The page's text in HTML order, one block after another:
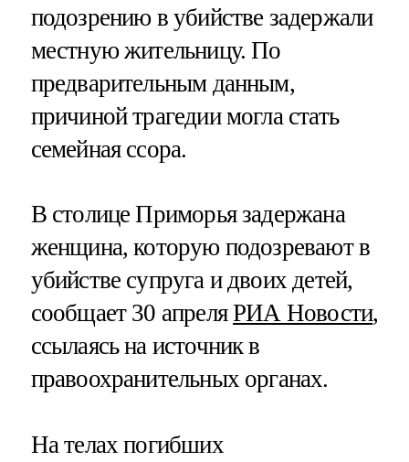
подозрению в убийстве задержали
местную жительницу. По
предварительным данным,
причиной трагедии могла стать
семейная ссора.
В столице Приморья задержана
женщина, которую подозревают в
убийстве супруга и двоих детей,
сообщает 30 апреляРИА Новости,
ссылаясь на источник в
правоохранительных органах.
На телах погибших